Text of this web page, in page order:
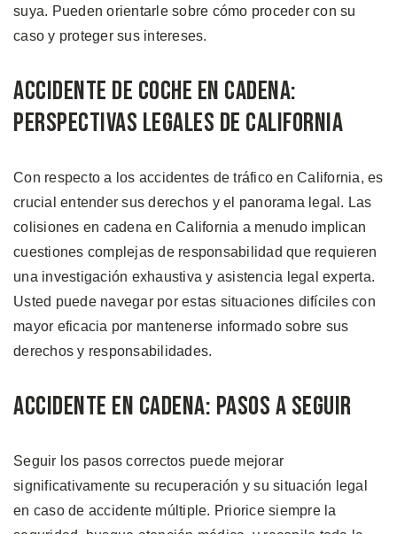
suya. Pueden orientarle sobre cómo proceder con su
caso y proteger sus intereses.
Accidente de Coche en Cadena:
Perspectivas Legales de California
Con respecto a los accidentes de tráfico en California, es
crucial entender sus derechos y el panorama legal. Las
colisiones en cadena en California a menudo implican
cuestiones complejas de responsabilidad que requieren
una investigación exhaustiva y asistencia legal experta.
Usted puede navegar por estas situaciones difíciles con
mayor eficacia por mantenerse informado sobre sus
derechos y responsabilidades.
Accidente en Cadena: Pasos a seguir
Seguir los pasos correctos puede mejorar
significativamente su recuperación y su situación legal
en caso de accidente múltiple. Priorice siempre la